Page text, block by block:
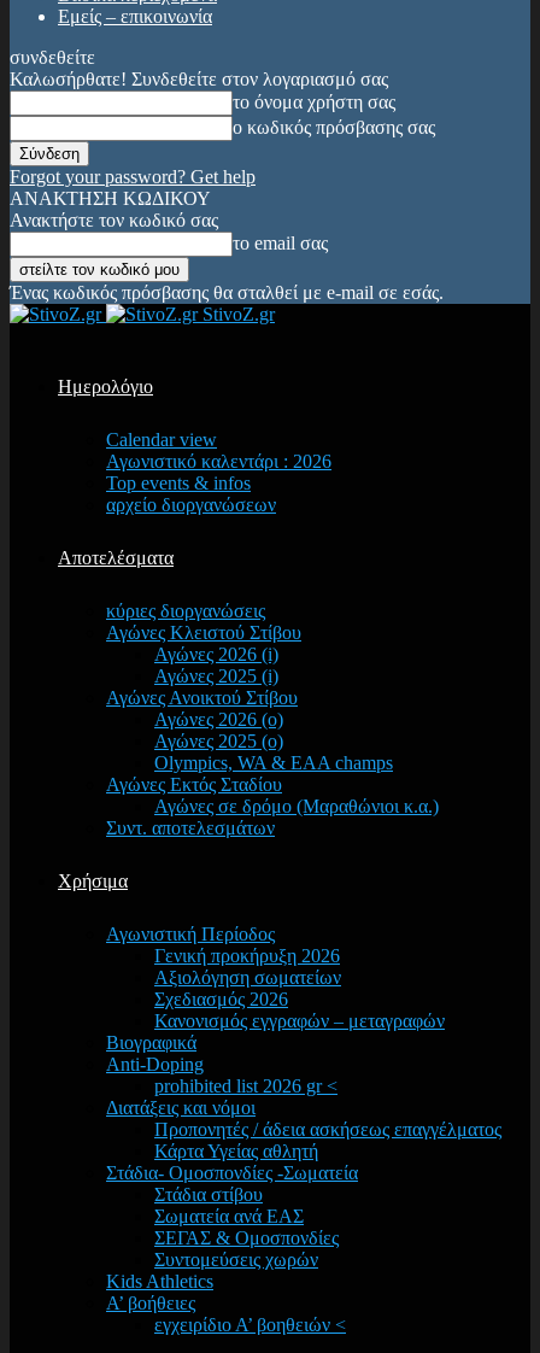
Εμείς – επικοινωνία
συνδεθείτε
Καλωσήρθατε! Συνδεθείτε στον λογαριασμό σας
το όνομα χρήστη σας
ο κωδικός πρόσβασης σας
Forgot your password? Get help
ΑΝΑΚΤΗΣΗ ΚΩΔΙΚΟΥ
Ανακτήστε τον κωδικό σας
το email σας
Ένας κωδικός πρόσβασης θα σταλθεί με e-mail σε εσάς.
StivoZ.gr
Ημερολόγιο
Calendar view
Αγωνιστικό καλεντάρι : 2026
Top events & infos
αρχείο διοργανώσεων
Αποτελέσματα
κύριες διοργανώσεις
Αγώνες Κλειστού Στίβου
Αγώνες 2026 (i)
Αγώνες 2025 (i)
Αγώνες Ανοικτού Στίβου
Αγώνες 2026 (o)
Αγώνες 2025 (o)
Olympics, WA & EAA champs
Αγώνες Εκτός Σταδίου
Αγώνες σε δρόμο (Μαραθώνιοι κ.α.)
Συντ. αποτελεσμάτων
Χρήσιμα
Αγωνιστική Περίοδος
Γενική προκήρυξη 2026
Αξιολόγηση σωματείων
Σχεδιασμός 2026
Κανονισμός εγγραφών – μεταγραφών
Βιογραφικά
Anti-Doping
prohibited list 2026 gr <
Διατάξεις και νόμοι
Προπονητές / άδεια ασκήσεως επαγγέλματος
Κάρτα Υγείας αθλητή
Στάδια- Ομοσπονδίες -Σωματεία
Στάδια στίβου
Σωματεία ανά ΕΑΣ
ΣΕΓΑΣ & Ομοσπονδίες
Συντομεύσεις χωρών
Kids Athletics
Α’ βοήθειες
εγχειρίδιο Α’ βοηθειών <